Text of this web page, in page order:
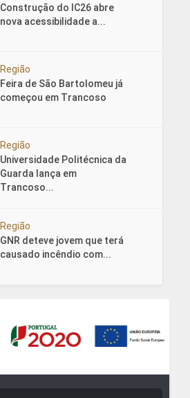
Construção do IC26 abre
nova acessibilidade a...
Região
Feira de São Bartolomeu já
começou em Trancoso
Região
Universidade Politécnica da
Guarda lança em
Trancoso...
Região
GNR deteve jovem que terá
causado incêndio com...